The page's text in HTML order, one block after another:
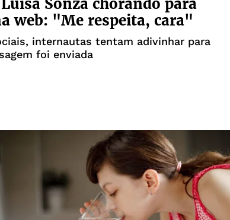
Sonza chorando para
web: "Me respeita, cara"
internautas tentam adivinhar para
foi enviada